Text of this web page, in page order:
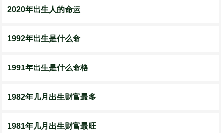
2020年出生人的命运
1992年出生是什么命
1991年出生是什么命格
1982年几月出生财富最多
1981年几月出生财富最旺